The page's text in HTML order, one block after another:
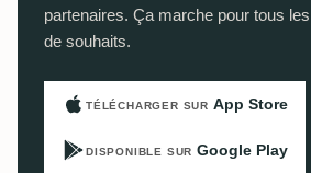
partenaires. Ça marche pour tous
de souhaits.
TÉLÉCHARGER SUR App Store
DISPONIBLE SUR Google Play